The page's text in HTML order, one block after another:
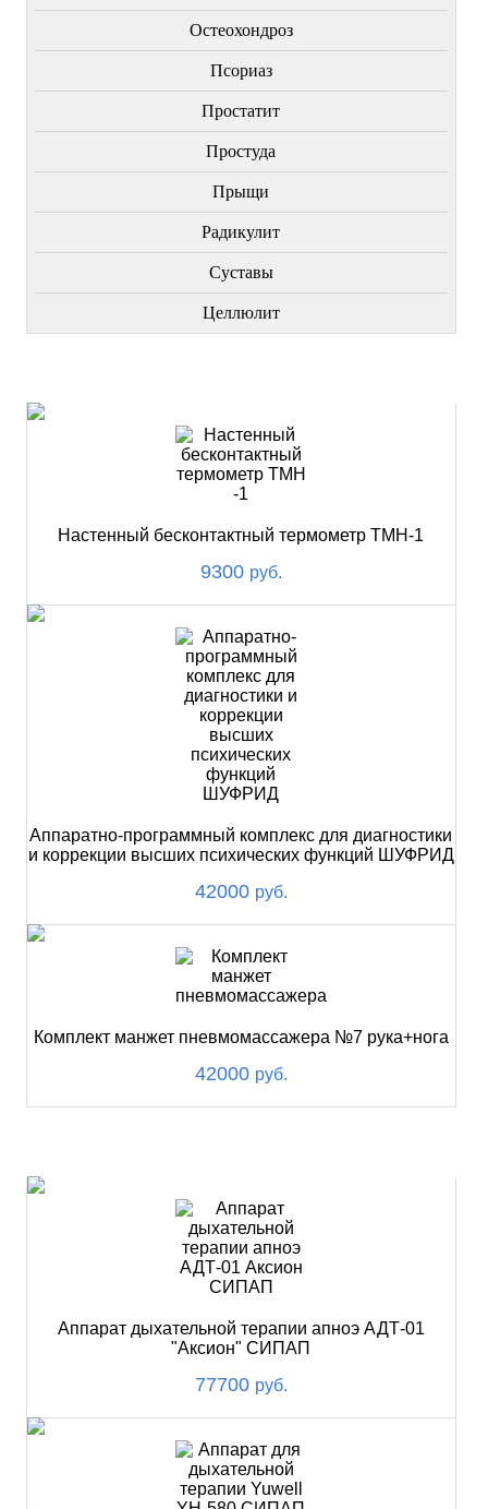
Остеохондроз
Пcориаз
Простатит
Простуда
Прыщи
Радикулит
Суставы
Целлюлит
Настенный бесконтактный термометр ТМН-1
9300 руб.
Аппаратно-программный комплекс для диагностики
и коррекции высших психических функций ШУФРИД
42000 руб.
Комплект манжет пневмомассажера №7 рука+нога
42000 руб.
Аппарат дыхательной терапии апноэ АДТ-01
"Аксион" СИПАП
77700 руб.